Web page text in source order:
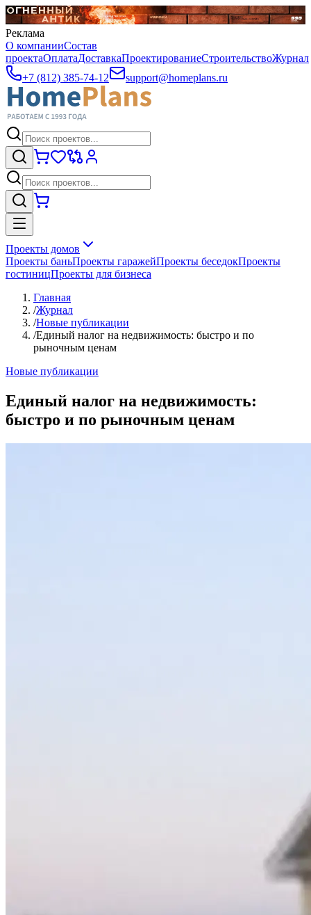
Реклама
О компанииСостав
проектаОплатаДоставкаПроектированиеСтроительствоЖурнал
+7 (812) 385-74-12
support@homeplans.ru
Проекты домов
Проекты баньПроекты гаражейПроекты беседокПроекты
гостиницПроекты для бизнеса
Главная
/Журнал
/Новые публикации
/Единый налог на недвижимость: быстро и по
рыночным ценам
Новые публикации
Единый налог на недвижимость:
быстро и по рыночным ценам